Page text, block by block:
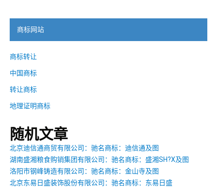
商标网站
商标转让
中国商标
转让商标
地理证明商标
随机文章
北京迪信通商贸有限公司：驰名商标：迪信通及图
湖南盛湘粮食购销集团有限公司：驰名商标：盛湘SH?X及图
洛阳市钢峰铸造有限公司：驰名商标：金山寺及图
北京东易日盛装饰股份有限公司：驰名商标：东易日盛